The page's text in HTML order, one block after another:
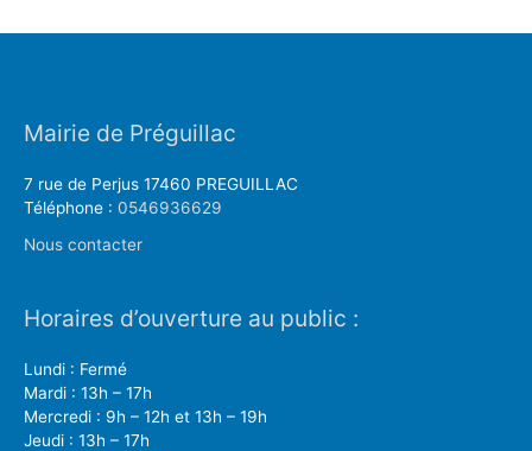
Mairie de Préguillac
7 rue de Perjus 17460 PREGUILLAC
Téléphone : 0546936629
Nous contacter
Horaires d’ouverture au public :
Lundi : Fermé
Mardi : 13h – 17h
Mercredi : 9h – 12h et 13h – 19h
Jeudi : 13h – 17h